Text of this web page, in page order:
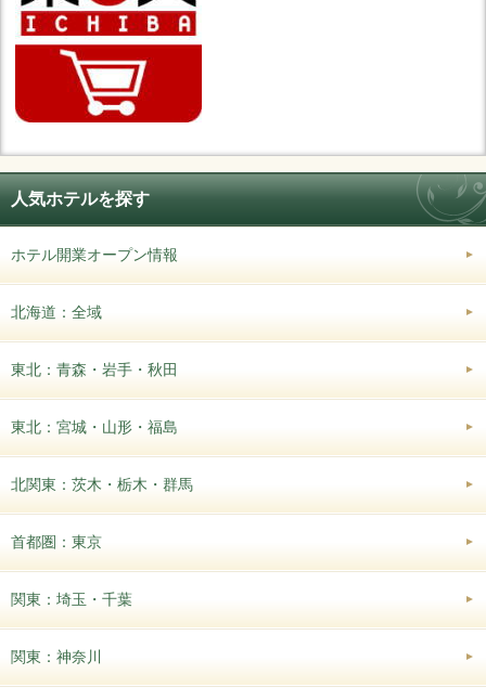
人気ホテルを探す
ホテル開業オープン情報
北海道：全域
東北：青森・岩手・秋田
東北：宮城・山形・福島
北関東：茨木・栃木・群馬
首都圏：東京
関東：埼玉・千葉
関東：神奈川